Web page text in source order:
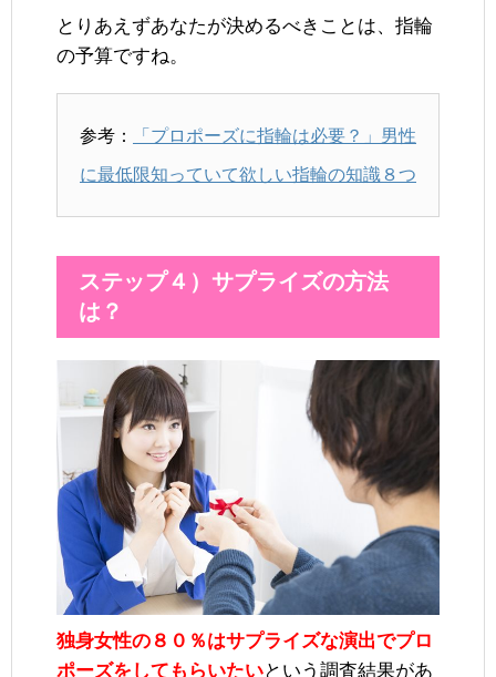
とりあえずあなたが決めるべきことは、指輪
の予算ですね。
参考： 「プロポーズに指輪は必要？」男性
に最低限知っていて欲しい指輪の知識８つ
ステップ４）サプライズの方法
は？
独身女性の８０％はサプライズな演出でプロ
ポーズをしてもらいたいという調査結果があ